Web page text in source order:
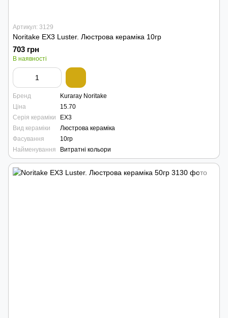
Артикул: 3129
Noritake EX3 Luster. Люстрова кераміка 10гр
703 грн
В наявності
Бренд
Kuraray Noritake
Ціна
15.70
Серія кераміки
EX3
Вид кераміки
Люстрова кераміка
Фасування
10гр
Найменування
Витратні кольори